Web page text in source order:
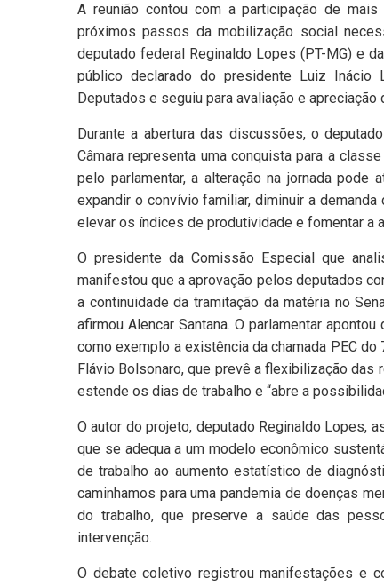
A reunião contou com a participação de
próximos passos da mobilização social
deputado federal Reginaldo Lopes (PT-MG) e
público declarado do presidente Luiz Inácio
Deputados e seguiu para avaliação e
Durante a abertura das discussões, o
Câmara representa uma conquista para a
pelo parlamentar, a alteração na jornada
expandir o convívio familiar, diminuir a
elevar os índices de produtividade e fomentar a
O presidente da Comissão Especial que
manifestou que a aprovação pelos deputados
a continuidade da tramitação da matéria no
afirmou Alencar Santana. O parlamentar
como exemplo a existência da chamada PEC
Flávio Bolsonaro, que prevê a flexibilização das
estende os dias de trabalho e “abre a
O autor do projeto, deputado Reginaldo Lopes,
que se adequa a um modelo econômico
de trabalho ao aumento estatístico de
caminhamos para uma pandemia de doenças
do trabalho, que preserve a saúde das
intervenção.
O debate coletivo registrou manifestações e